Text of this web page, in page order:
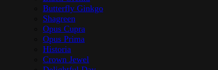
Butterfly Ginkgo
Shagreen
Opus Cupra
Opus Prima
Historia
Crown Jewel